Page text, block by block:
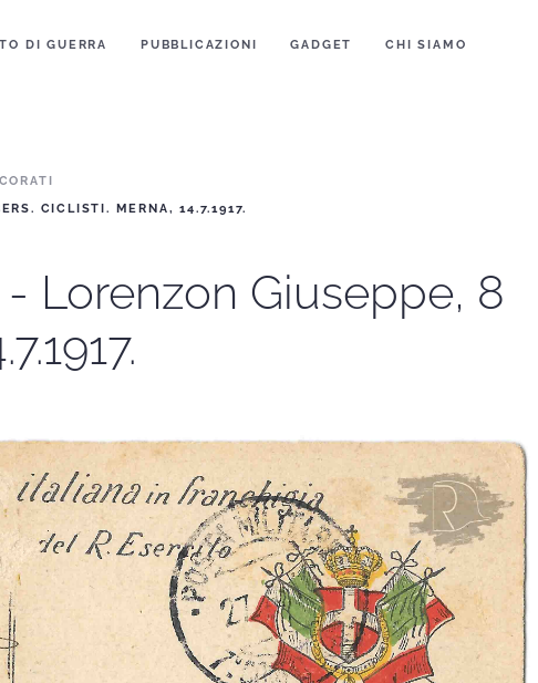
DI GUERRA PUBBLICAZIONI GADGET CHI SIAMO
CICLISTI. MERNA, 14.7.1917.
Lorenzon Giuseppe, 8